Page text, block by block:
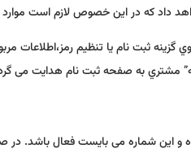
گزینه ثبت نام یا تنظیم رمز،اطلاعات
مشتري به صفحه ثبت نام هدایت می
این شماره می بایست فعال باشد. در